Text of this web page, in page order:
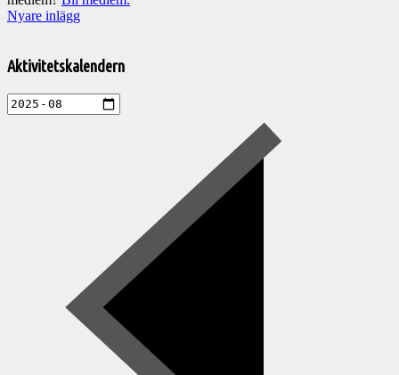
Inläggsnavigering
Nyare inlägg
till
aktiviteter
Aktivitetskalendern